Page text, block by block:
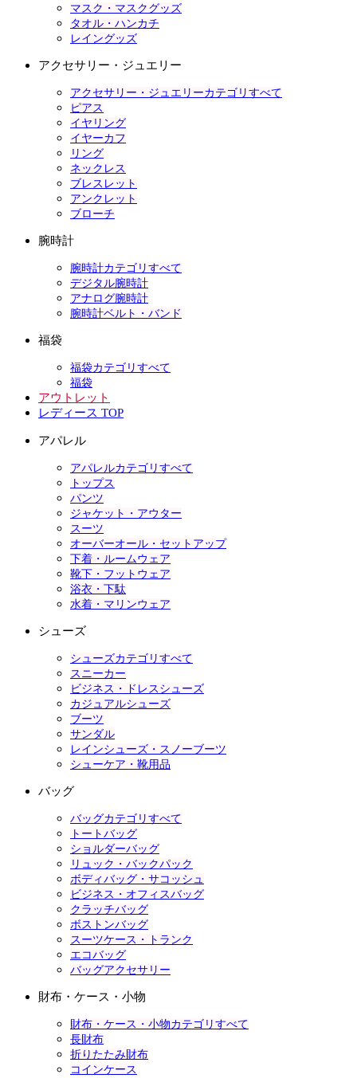
マスク・マスクグッズ
タオル・ハンカチ
レイングッズ
アクセサリー・ジュエリー
アクセサリー・ジュエリーカテゴリすべて
ピアス
イヤリング
イヤーカフ
リング
ネックレス
ブレスレット
アンクレット
ブローチ
腕時計
腕時計カテゴリすべて
デジタル腕時計
アナログ腕時計
腕時計ベルト・バンド
福袋
福袋カテゴリすべて
福袋
アウトレット
レディース TOP
アパレル
アパレルカテゴリすべて
トップス
パンツ
ジャケット・アウター
スーツ
オーバーオール・セットアップ
下着・ルームウェア
靴下・フットウェア
浴衣・下駄
水着・マリンウェア
シューズ
シューズカテゴリすべて
スニーカー
ビジネス・ドレスシューズ
カジュアルシューズ
ブーツ
サンダル
レインシューズ・スノーブーツ
シューケア・靴用品
バッグ
バッグカテゴリすべて
トートバッグ
ショルダーバッグ
リュック・バックパック
ボディバッグ・サコッシュ
ビジネス・オフィスバッグ
クラッチバッグ
ボストンバッグ
スーツケース・トランク
エコバッグ
バッグアクセサリー
財布・ケース・小物
財布・ケース・小物カテゴリすべて
長財布
折りたたみ財布
コインケース